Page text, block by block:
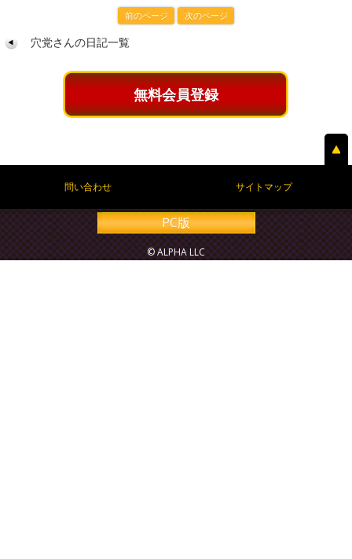
前のページ 次のページ
穴党さんの日記一覧
無料会員登録
問い合わせ サイトマップ
PC版
© ALPHA LLC